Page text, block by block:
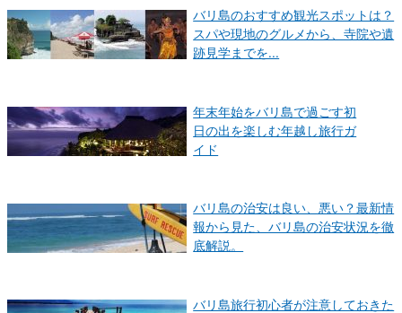
バリ島のおすすめ観光スポットは？
スパや現地のグルメから、寺院や遺
跡見学までを...
年末年始をバリ島で過ごす初
日の出を楽しむ年越し旅行ガ
イド
バリ島の治安は良い、悪い？最新情
報から見た、バリ島の治安状況を徹
底解説。
バリ島旅行初心者が注意しておきた